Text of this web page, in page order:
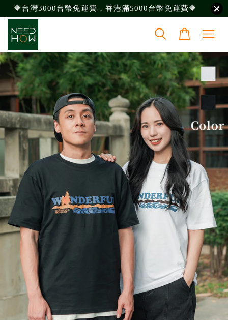
🔶台灣3000台幣免運費，香港滿5000台幣免運費🔶